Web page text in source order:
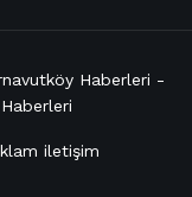
Haberleri -
iletişim